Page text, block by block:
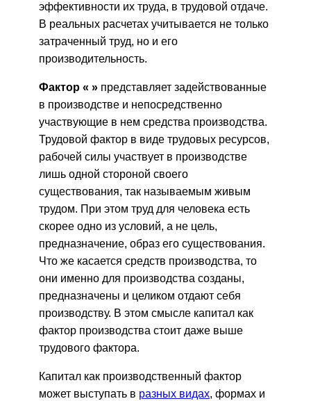
эффективности их труда, в трудовой отдаче.
В реальных расчетах учитывается не только
затраченный труд, но и его
производительность.
Фактор « » представляет задействованные
в производстве и непосредственно
участвующие в нем средства производства.
Трудовой фактор в виде трудовых ресурсов,
рабочей силы участвует в производстве
лишь одной стороной своего
существования, так называемым живым
трудом. При этом труд для человека есть
скорее одно из условий, а не цель,
предназначение, образ его существования.
Что же касается средств производства, то
они именно для производства созданы,
предназначены и целиком отдают себя
производству. В этом смысле капитал как
фактор производства стоит даже выше
трудового фактора.
Капитал как производственный фактор
может выступать в разных видах, формах и